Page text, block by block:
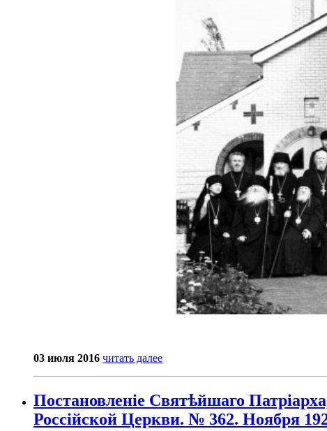
03 июля 2016 читать далее
Постановленіе Святѣйшаго
Россійской Церкви. № 362. Ноября